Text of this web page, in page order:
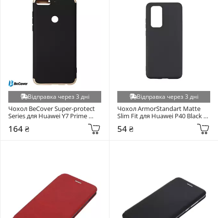
Відправка через 3 дні
Чохол BeCover Super-protect
Series для Huawei Y7 Prime
164 ₴
Відправка через 3 дні
Чохол ArmorStandart Matte
Slim Fit для Huawei P40 Black
54 ₴